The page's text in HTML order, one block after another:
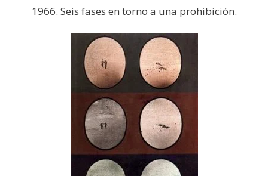
1966. Seis fases en torno a una prohibición.